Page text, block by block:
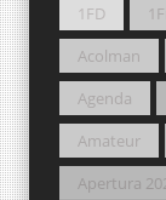
1FD
Acolman
Agenda
Amateur
Apertura